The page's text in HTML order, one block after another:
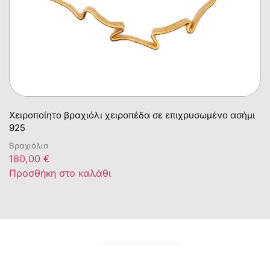
Χειροποίητο βραχιόλι χειροπέδα σε επιχρυσωμένο ασήμι
925
Βραχιόλια
180,00 €
Προσθήκη στο καλάθι